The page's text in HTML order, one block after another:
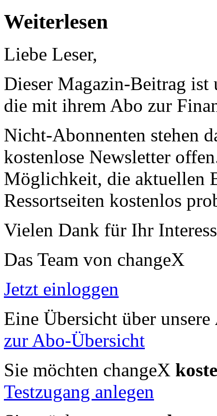
Weiterlesen
Liebe Leser,
Dieser Magazin-Beitrag ist
die mit ihrem Abo zur
Nicht-Abonnenten stehen
kostenlose Newsletter
Möglichkeit, die aktuellen
Ressortseiten kostenlos
Vielen Dank für Ihr
Das Team von changeX
Jetzt einloggen
Eine Übersicht über unsere
zur Abo-Übersicht
Sie möchten changeX
Testzugang anlegen